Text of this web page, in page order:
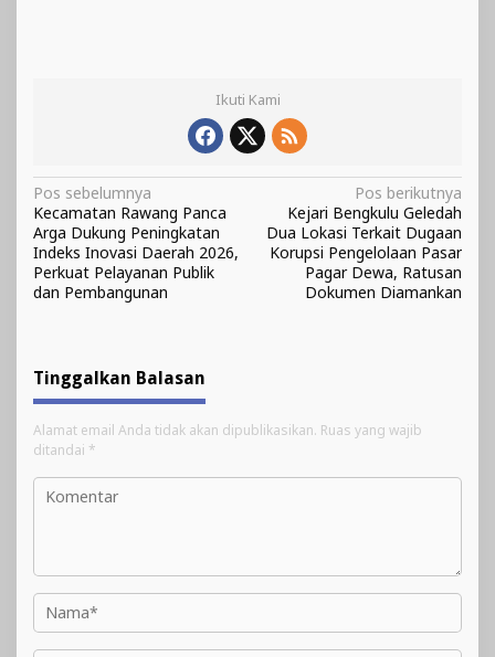
Ikuti Kami
Navigasi
pos
Pos sebelumnya
Kecamatan Rawang Panca
Arga Dukung Peningkatan
Indeks Inovasi Daerah 2026,
Perkuat Pelayanan Publik
dan Pembangunan
Pos berikutnya
Kejari Bengkulu Geledah
Dua Lokasi Terkait Dugaan
Korupsi Pengelolaan Pasar
Pagar Dewa, Ratusan
Dokumen Diamankan
Tinggalkan Balasan
Alamat email Anda tidak akan dipublikasikan. Ruas yang wajib
ditandai *